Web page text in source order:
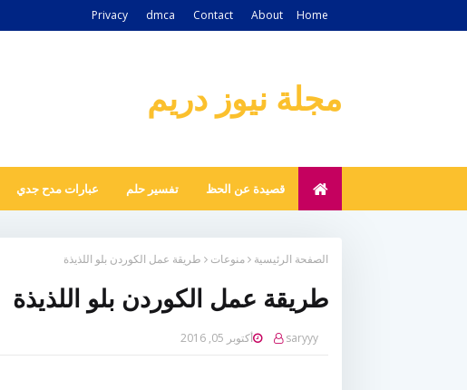
Home
About
Contact
dmca
Privacy
مجلة نيوز دريم
قصيدة عن الحظ تفسير حلم عبارات مدح جدي
الصفحة الرئيسية منوعات طريقة عمل الكوردن بلو اللذيذة
طريقة عمل الكوردن بلو اللذيذة
saryyy أكتوبر 05, 2016